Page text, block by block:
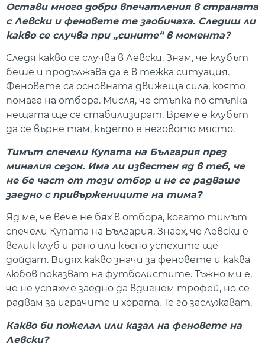
Остави много добри впечатления в страната
с Левски и феновете те заобичаха. Следиш ли
какво се случва при „сините“ в момента?
Следя какво се случва в Левски. Знам, че клубът
беше и продължава да е в тежка ситуация.
Феновете са основната движеща сила, която
помага на отбора. Мисля, че стъпка по стъпка
нещата ще се стабилизират. Време е клубът
да се върне там, където е неговото място.
Тимът спечели Купата на България през
миналия сезон. Има ли известен яд в теб, че
не бе част от този отбор и не се радваше
заедно с привържениците на тима?
Яд ме, че вече не бях в отбора, когато тимът
спечели Купата на България. Знаех, че Левски е
велик клуб и рано или късно успехите ще
дойдат. Видях какво значи за феновете и каква
любов показват на футболистите. Тъжно ми е,
че не успяхме заедно да вдигнем трофей, но се
радвам за играчите и хората. Те го заслужават.
Какво би пожелал или казал на феновете на
Левски?